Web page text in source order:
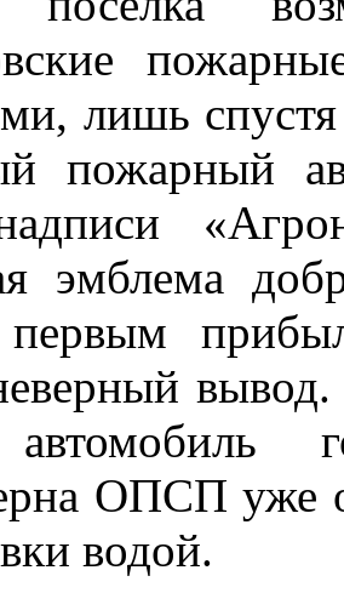
лишь
пожарный
эмблема
первым
ОПСП уже
водой.